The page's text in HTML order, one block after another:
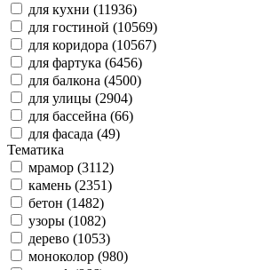
для кухни (11936)
для гостиной (10569)
для коридора (10567)
для фартука (6456)
для балкона (4500)
для улицы (2904)
для бассейна (66)
для фасада (49)
Тематика
мрамор (3112)
камень (2351)
бетон (1482)
узоры (1082)
дерево (1053)
моноколор (980)